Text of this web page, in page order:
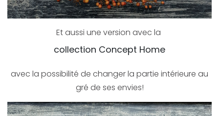
Et aussi une version avec la
collection Concept Home
avec la possibilité de changer la partie intérieure au
gré de ses envies!